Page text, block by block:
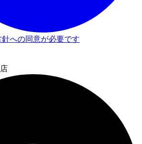
への同意が必要です